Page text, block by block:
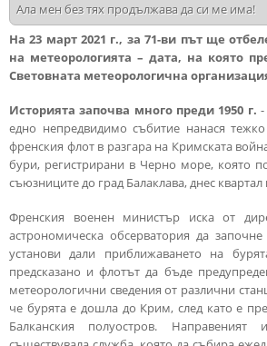
На 23 март 2021 г., за 71-ви път ще
на метеорологията – дата, на която
Световната метеорологична
Историята започва много преди 1950 г.
едно непредвидимо събитие нанася
френския флот в разгара на Кримската
бури, регистрирани в Черно море, която
съюзниците до град Балаклава, днес квартал
Френския военен министър иска от
астрономическа обсерватория да
установи дали приближаването на
предсказано и флотът да бъде
метеорологични сведения от различни
че бурята е дошла до Крим, след като е
Балканския полуостров.